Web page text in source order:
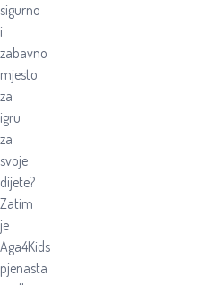
sigurno
i
zabavno
mjesto
za
igru
za
svoje
dijete?
Zatim
je
Aga4Kids
pjenasta